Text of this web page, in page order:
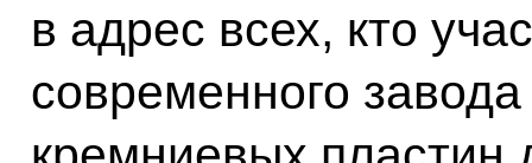
в адрес всех, кто
современного